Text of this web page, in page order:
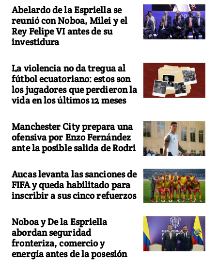
Abelardo de la Espriella se
reunió con Noboa, Milei y el
Rey Felipe VI antes de su
investidura
La violencia no da tregua al
fútbol ecuatoriano: estos son
los jugadores que perdieron la
vida en los últimos 12 meses
Manchester City prepara una
ofensiva por Enzo Fernández
ante la posible salida de Rodri
Aucas levanta las sanciones de
FIFA y queda habilitado para
inscribir a sus cinco refuerzos
Noboa y De la Espriella
abordan seguridad
fronteriza, comercio y
energía antes de la posesión